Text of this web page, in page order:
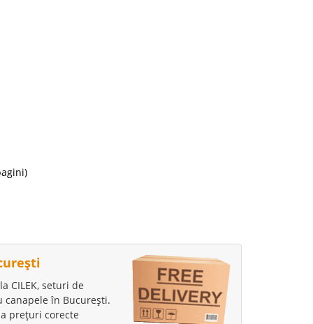
Lei
Lei
CILEK, seturi de
în București.
prețuri corecte